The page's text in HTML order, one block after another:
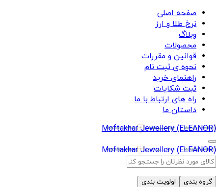
صفحه اصلی
نرخ طلا و ارز
وبلاگ
محصولات
قوانین و مقررات
نحوه ی ثبت نام
راهنمای خرید
ثبت شکایات
راه های ارتباط با ما
داستان ما
Moftakhar Jewellery (ELEANOR)
Moftakhar Jewellery (ELEANOR)
گروه بندی اولویت بندی